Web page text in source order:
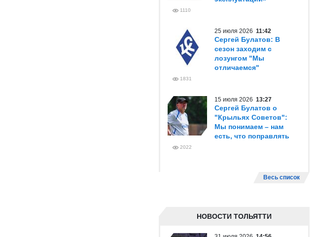
1110
25 июля 2026 11:42
Сергей Булатов: В
сезон заходим с
лозунгом "Мы
отличаемся"
1831
15 июля 2026 13:27
Сергей Булатов о
"Крыльях Советов":
Мы понимаем – нам
есть, что поправлять
2022
Весь список
НОВОСТИ ТОЛЬЯТТИ